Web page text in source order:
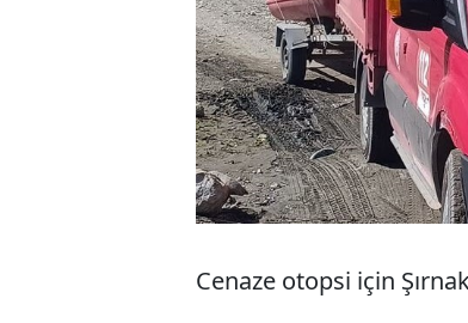
Cenaze otopsi için